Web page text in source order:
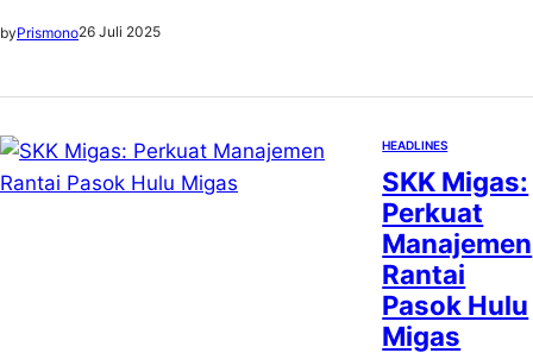
dalam rantai pasok industri pelumas dunia
byPrismono26 Juli 2025
HEADLINES
SKK Migas:
Perkuat
Manajemen
Rantai
Pasok Hulu
Migas